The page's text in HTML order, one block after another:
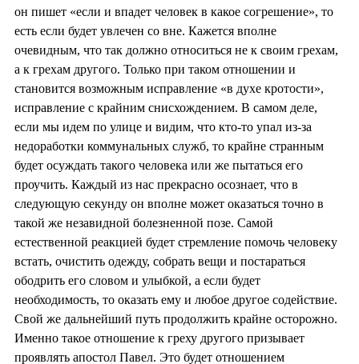
он пишет «если и впадет человек в какое согрешение», то
есть если будет увлечен со вне. Кажется вполне
очевидным, что так должно относиться не к своим грехам,
а к грехам другого. Только при таком отношении и
становится возможным исправление «в духе кротости»,
исправление с крайним снисхождением. В самом деле,
если мы идем по улице и видим, что кто-то упал из-за
недоработки коммунальных служб, то крайне странным
будет осуждать такого человека или же пытаться его
проучить. Каждый из нас прекрасно осознает, что в
следующую секунду он вполне может оказаться точно в
такой же незавидной болезненной позе. Самой
естественной реакцией будет стремление помочь человеку
встать, очистить одежду, собрать вещи и постараться
ободрить его словом и улыбкой, а если будет
необходимость, то оказать ему и любое другое содействие.
Свой же дальнейший путь продолжить крайне осторожно.
Именно такое отношение к греху другого призывает
проявлять апостол Павел. Это будет отношением